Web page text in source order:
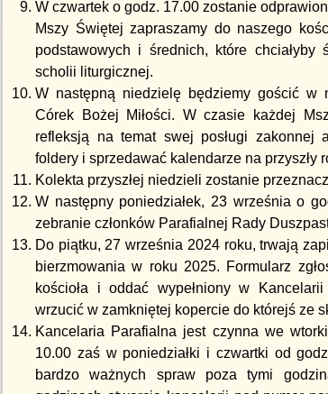
W czwartek o godz. 17.00 zostanie
Mszy Świętej zapraszamy do naszego
podstawowych i średnich, które
scholii liturgicznej.
W następną niedzielę będziemy gościć w
Córek Bożej Miłości. W czasie każdej
refleksją na temat swej posługi zakonnej
foldery i sprzedawać kalendarze na przyszły
Kolekta przyszłej niedzieli zostanie
W następny poniedziałek, 23 września o
zebranie członków Parafialnej Rady
Do piątku, 27 września 2024 roku, trwają
bierzmowania w roku 2025. Formularz
kościoła i oddać wypełniony w
wrzucić w zamkniętej kopercie do którejś ze
Kancelaria Parafialna jest czynna we
10.00 zaś w poniedziałki i czwartki od
bardzo ważnych spraw poza tymi